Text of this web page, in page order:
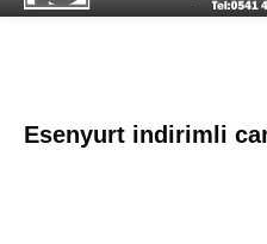
Esenyurt indirimli